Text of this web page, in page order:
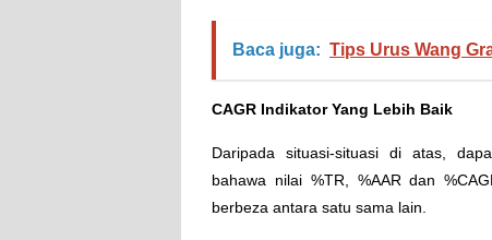
Baca juga: Tips Urus Wang
CAGR Indikator Yang Lebih Baik
Daripada situasi-situasi di atas,
bahawa nilai %TR, %AAR dan
berbeza antara satu sama lain.